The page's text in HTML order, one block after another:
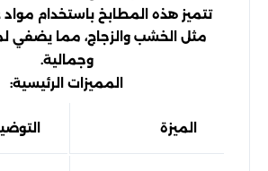
تتميز هذه المطابخ باستخدام مواد
مثل الخشب والزجاج، مما يضفي
وجمالية.
المميزات الرئيسية:
الميزة